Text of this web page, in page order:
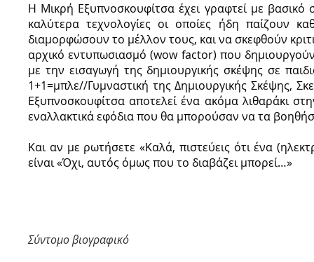
Η Μικρή Εξυπνοσκουφίτσα έχει γραφτεί με
καλύτερα τεχνολογίες οι οποίες ήδη παίζουν
διαμορφώσουν το μέλλον τους, και να σκεφθούν
αρχικό εντυπωσιασμό (wow factor) που
με την εισαγωγή της δημιουργικής σκέψης σε
1+1=μπλε//Γυμναστική της Δημιουργικής Σκέψης,
Εξυπνοσκουφίτσα αποτελεί ένα ακόμα λιθαράκι
εναλλακτικά εφόδια που θα μπορούσαν να τα
Και αν με ρωτήσετε «Καλά, πιστεύεις ότι ένα
είναι «Όχι, αυτός όμως που το διαβάζει μπορεί…»
Σύντομο βιογραφικό